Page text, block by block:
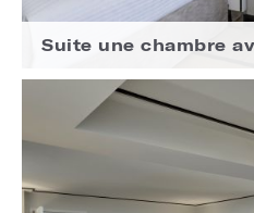
Suite une chambre